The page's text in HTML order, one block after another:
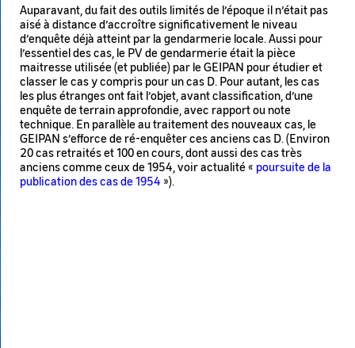
Auparavant, du fait des outils limités de l’époque il n’était pas
aisé à distance d’accroître significativement le niveau
d’enquête déjà atteint par la gendarmerie locale. Aussi pour
l’essentiel des cas, le PV de gendarmerie était la pièce
maitresse utilisée (et publiée) par le GEIPAN pour étudier et
classer le cas y compris pour un cas D. Pour autant, les cas
les plus étranges ont fait l’objet, avant classification, d’une
enquête de terrain approfondie, avec rapport ou note
technique. En parallèle au traitement des nouveaux cas, le
GEIPAN s’efforce de ré-enquêter ces anciens cas D. (Environ
20 cas retraités et 100 en cours, dont aussi des cas très
anciens comme ceux de 1954, voir actualité « poursuite de la
publication des cas de 1954 »).